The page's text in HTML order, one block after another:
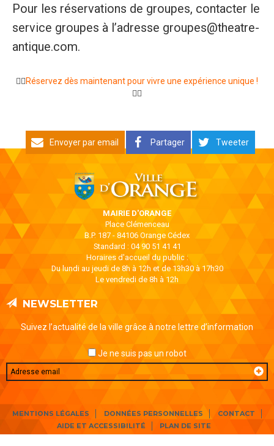
Pour les réservations de groupes, contacter le
service groupes à l’adresse groupes@theatre-
antique.com.
🧜‍♂️Réservez dès maintenant pour vivre une expérience unique !
🧜‍♂️
Envoyer par email Partager Tweeter
MAIRIE D'ORANGE
Place Clémenceau
B.P. 187 - 84106 Orange Cédex
Standard : 04 90 51 41 41
Horaires d'accueil du public :
Du lundi au jeudi de 8h à 12h et de 13h30 à 17h30
Le vendredi de 8h à 12h
NEWSLETTER
Suivez l’actualité de la ville grâce à notre lettre d’information
Je ne suis pas un robot
Email
MENTIONS LÉGALES DONNÉES PERSONNELLES
CONTACT
AIDE ET ACCESSIBILITÉ
PLAN DE SITE